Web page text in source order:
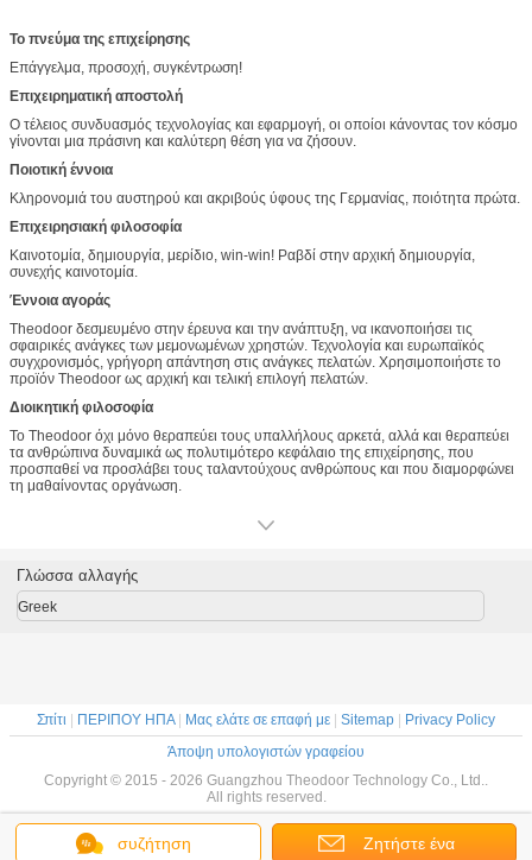
Guangzhou, του Πεκίνου ολυμπιακών, του κόσμου EXPO της
Σαγκάη, Wanda Plaza και της παγκόσμιας δενδροκηποκομίας EXPO
κ.λπ. «καινοτομία, δημιουργία, μερίδιο Xian, Win-win»! Το Theodoor
είναι δεσμευμένο να δημιουργήσει μια καλύτερη πράσινη ζωή για
τους σφαιρικούς πελάτες.
Το πνεύμα της επιχείρησης
Επάγγελμα, προσοχή, συγκέντρωση!
Επιχειρηματική αποστολή
Ο τέλειος συνδυασμός τεχνολογίας και εφαρμογή, οι οποίοι κάνοντας τον κόσμο
γίνονται μια πράσινη και καλύτερη θέση για να ζήσουν.
Ποιοτική έννοια
Κληρονομιά του αυστηρού και ακριβούς ύφους της Γερμανίας, ποιότητα πρώτα.
Επιχειρησιακή φιλοσοφία
Καινοτομία, δημιουργία, μερίδιο, win-win! Ραβδί στην αρχική δημιουργία,
συνεχής καινοτομία.
Έννοια αγοράς
Theodoor δεσμευμένο στην έρευνα και την ανάπτυξη, να ικανοποιήσει τις
σφαιρικές ανάγκες των μεμονωμένων χρηστών. Τεχνολογία και ευρωπαϊκός
συγχρονισμός, γρήγορη απάντηση στις ανάγκες πελατών. Χρησιμοποιήστε το
προϊόν Theodoor ως αρχική και τελική επιλογή πελατών.
Διοικητική φιλοσοφία
Το Theodoor όχι μόνο θεραπεύει τους υπαλλήλους αρκετά, αλλά και θεραπεύει
τα ανθρώπινα δυναμικά ως πολυτιμότερο κεφάλαιο της επιχείρησης, που
προσπαθεί να προσλάβει τους ταλαντούχους ανθρώπους και που διαμορφώνει
τη μαθαίνοντας οργάνωση.
συζήτηση Ζητήστε ένα
Γλώσσα αλλαγής
Greek
Σπίτι | ΠΕΡΙΠΟΥ ΗΠΑ| Μας ελάτε σε επαφή με | Sitemap | Privacy Policy
Άποψη υπολογιστών γραφείου
Copyright © 2015 - 2026 Guangzhou Theodoor Technology Co., Ltd..
All rights reserved.